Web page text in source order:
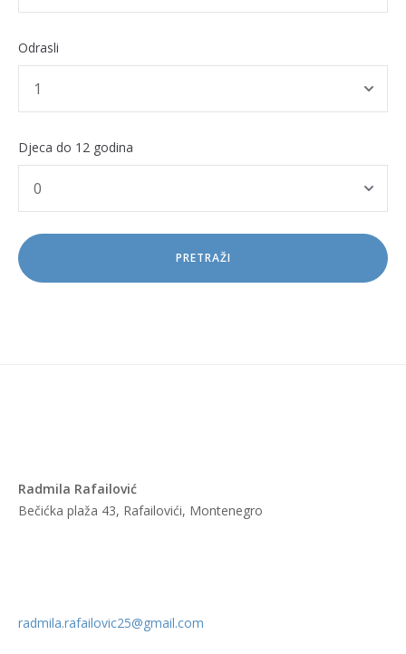
Odrasli
Djeca do 12 godina
Radmila Rafailović
Bečićka plaža 43, Rafailovići, Montenegro
radmila.rafailovic25@gmail.com